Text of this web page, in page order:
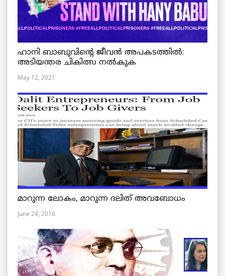
ഹാനി ബാബുവിന്റെ ജീവൻ അപകടത്തിൽ:
അടിയന്തര ചികിത്സ നൽകുക
May 12, 2021
മാറുന്ന ലോകം, മാറുന്ന ദലിത് അവബോധം
June 24, 2016